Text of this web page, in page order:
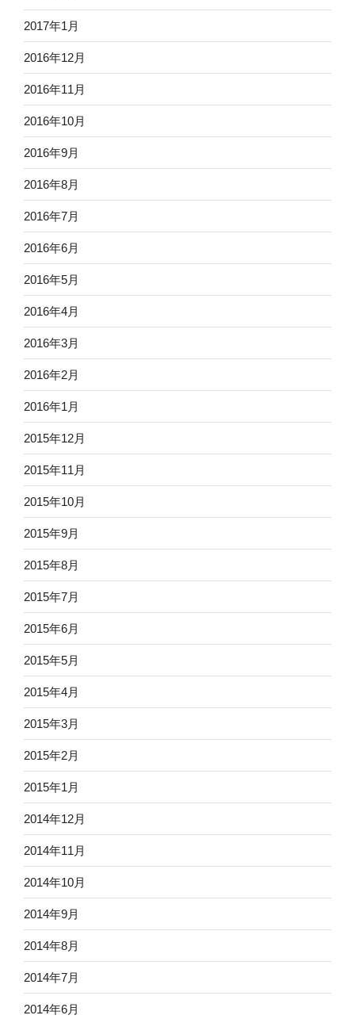
2017年1月
2016年12月
2016年11月
2016年10月
2016年9月
2016年8月
2016年7月
2016年6月
2016年5月
2016年4月
2016年3月
2016年2月
2016年1月
2015年12月
2015年11月
2015年10月
2015年9月
2015年8月
2015年7月
2015年6月
2015年5月
2015年4月
2015年3月
2015年2月
2015年1月
2014年12月
2014年11月
2014年10月
2014年9月
2014年8月
2014年7月
2014年6月